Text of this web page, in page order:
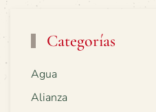
Categorías
Agua
Alianza